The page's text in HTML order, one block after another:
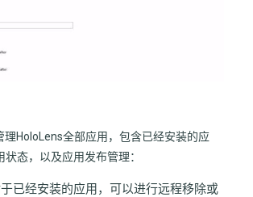
理HoloLens全部应用，包含已经安装的应
态，以及应用发布管理：
已经安装的应用，可以进行远程移除或